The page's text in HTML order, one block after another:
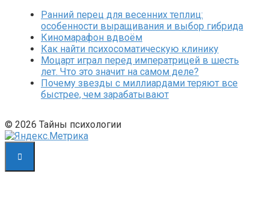
Ранний перец для весенних теплиц:
особенности выращивания и выбор гибрида
Киномарафон вдвоём
Как найти психосоматическую клинику
Моцарт играл перед императрицей в шесть
лет. Что это значит на самом деле?
Почему звезды с миллиардами теряют все
быстрее, чем зарабатывают
© 2026 Тайны психологии